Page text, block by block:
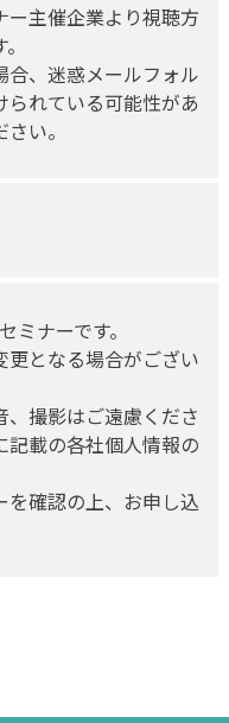
ー主催企業より視聴方
、迷惑メールフォル
れている可能性があ
い。
ナーです。
となる場合がござい
撮影はご遠慮くださ
載の各社個人情報の
を確認の上、お申し込